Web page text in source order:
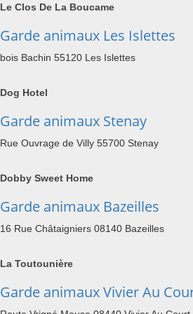
Le Clos De La Boucame
Garde animaux Les Islettes
bois Bachin 55120 Les Islettes
Dog Hotel
Garde animaux Stenay
Rue Ouvrage de Villy 55700 Stenay
Dobby Sweet Home
Garde animaux Bazeilles
16 Rue Châtaigniers 08140 Bazeilles
La Toutounière
Garde animaux Vivier Au